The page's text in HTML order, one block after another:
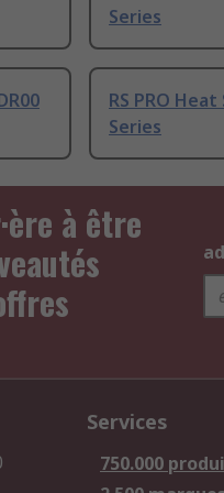
Series
RS PRO
Series
à être
Services
750.000